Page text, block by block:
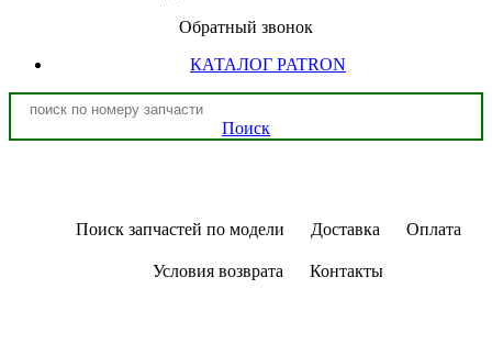
Обратный звонок
КАТАЛОГ PATRON
Поиск
Поиск запчастей по модели Доставка Оплата
Условия возврата Контакты